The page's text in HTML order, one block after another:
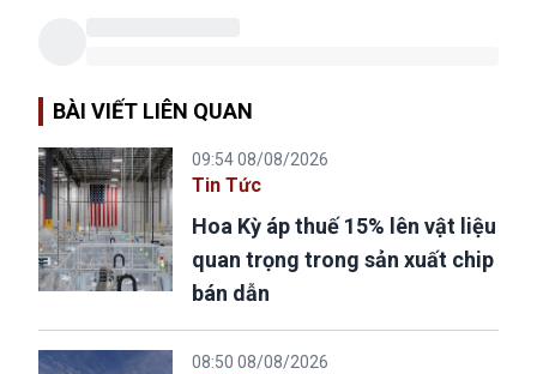
BÀI VIẾT LIÊN QUAN
09:54 08/08/2026
Tin Tức
Hoa Kỳ áp thuế 15% lên vật liệu
quan trọng trong sản xuất chip
bán dẫn
08:50 08/08/2026